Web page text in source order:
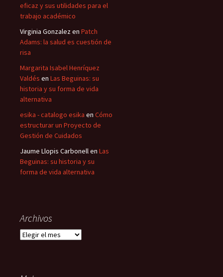
eficaz y sus utilidades para el
trabajo académico
Virginia Gonzalezen Patch
Adams: la salud es cuestión de
risa
Margarita Isabel Henríquez
Valdés en Las Beguinas: su
historia y su forma de vida
alternativa
esika - catalogo esika en Cómo
estructurar un Proyecto de
Gestión de Cuidados
Jaume Llopis Carbonellen Las
Beguinas: su historia y su
forma de vida alternativa
Archivos
Archivos